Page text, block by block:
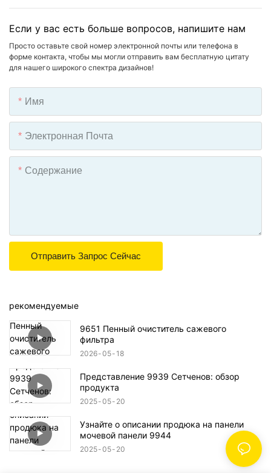
Если у вас есть больше вопросов, напишите нам
Просто оставьте свой номер электронной почты или телефона в
форме контакта, чтобы мы могли отправить вам бесплатную цитату
для нашего широкого спектра дизайнов!
Имя
Электронная Почта
Содержание
Отправить Запрос Сейчас
рекомендуемые
9651 Пенный очиститель сажевого
фильтра
2026 05 18
Представление 9939 Сетченов: обзор
продукта
2025 05 20
Узнайте о описании продюка на панели
мочевой панели 9944
2025 05 20